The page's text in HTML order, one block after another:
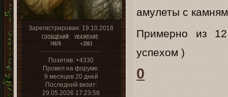
Зарегистрирован: 19.10.2018
СООБЩЕНИЙ:
14619
УВАЖЕНИЕ:
+2863
Позитив: +4330
Провел на форуме:
9 месяцев 20 дней
Последний визит:
29.05.2026 17:23:58
амулеты с
Примерно из
успехом )
0